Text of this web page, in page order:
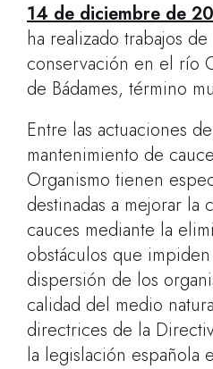
14 de diciembre de
ha realizado trabajos
conservación en el río
de Bádames, término
Entre las actuaciones
mantenimiento de
Organismo tienen
destinadas a mejorar la
cauces mediante la
obstáculos que
dispersión de los
calidad del medio
directrices de la
la legislación española